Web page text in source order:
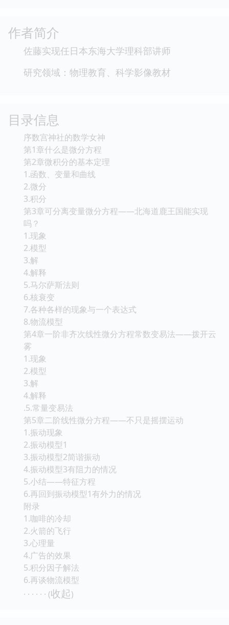
作者简介
佐藤实现任日本东海大学理科部讲师
研究领域：物理教育、科学影像教材
目录信息
序数宫神社的数学女神
第1章什么是微分方程
第2章微积分的基本定理
1.函数、变量和曲线
2.微分
3.积分
第3章可分离变量微分方程——北海道鹿王国能实现
吗？
1.现象
2.模型
3.解
4.解释
5.马尔萨斯法则
6.核衰变
7.各种各样的现象与一个表达式
8.物流模型
第4章一阶非齐次线性微分方程常数变易法——拨开云
雾
1.现象
2.模型
3.解
4.解释
.5.常量变易法
第5章二阶线性微分方程——不只是摇摆运动
1.振动现象
2.振动模型1
3.振动模型2简谐振动
4.振动模型3有阻力的情况
5.小结——特征方程
6.再回到振动模型1有外力的情况
附录
1.咖啡的冷却
2.火箭的飞行
3.心理量
4.广告的效果
5.积分因子解法
6.再谈物流模型
· · · · · · (收起)